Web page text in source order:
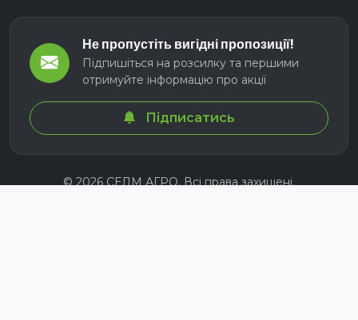
Не пропустіть вигідні пропозиції!
Підпишіться на розсилку та першими
отримуйте інформацію про акції
Підписатись
© 2026 СЕЛМ АГРО. Всі права захищені.